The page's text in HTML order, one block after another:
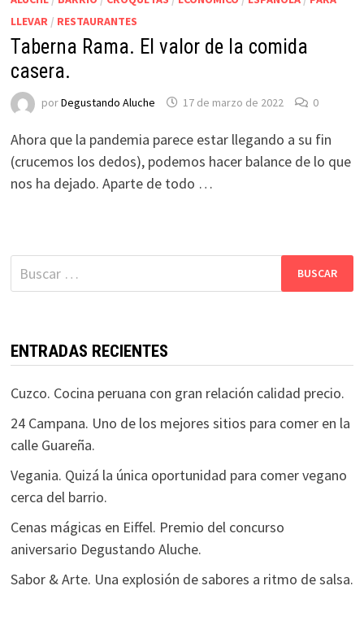
LLEVAR/ RESTAURANTES
Taberna Rama. El valor de la comida
casera.
porDegustando Aluche 17 de marzo de 2022 0
Ahora que la pandemia parece estar llegando a su fin
(crucemos los dedos), podemos hacer balance de lo que
nos ha dejado. Aparte de todo …
Buscar:
ENTRADAS RECIENTES
Cuzco. Cocina peruana con gran relación calidad precio.
24 Campana. Uno de los mejores sitios para comer en la
calle Guareña.
Vegania. Quizá la única oportunidad para comer vegano
cerca del barrio.
Cenas mágicas en Eiffel. Premio del concurso
aniversario Degustando Aluche.
Sabor & Arte. Una explosión de sabores a ritmo de salsa.